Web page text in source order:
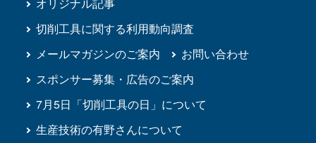
オリジナル記事
切削工具に関する利用動向調査
メールマガジンのご案内
お問い合わせ
スポンサー募集・広告のご案内
7月5日「切削工具の日」について
生産技術の有野さんについて